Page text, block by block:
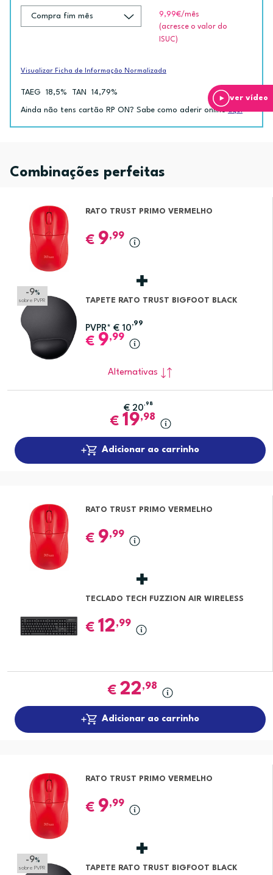
ver vídeo
9,99€/mês
(acresce o valor do
ISUC)
Visualizar Ficha de Informação Normalizada
TAEG 18,5% TAN 14,79%
Ainda não tens cartão RP ON? Sabe como aderir onlineaqui
Combinações perfeitas
RATO TRUST PRIMO VERMELHO
€ 9,99
-9%
sobre PVPR TAPETE RATO TRUST BIGFOOT BLACK
PVPR* € 10
,99
€ 9,99
Alternativas
€ 20,98
€ 19,98
Adicionar ao carrinho
RATO TRUST PRIMO VERMELHO
€ 9,99
TECLADO TECH FUZZION AIR WIRELESS
€ 12,99
€ 22,98
Adicionar ao carrinho
RATO TRUST PRIMO VERMELHO
€ 9,99
-9%
sobre PVPR TAPETE RATO TRUST BIGFOOT BLACK